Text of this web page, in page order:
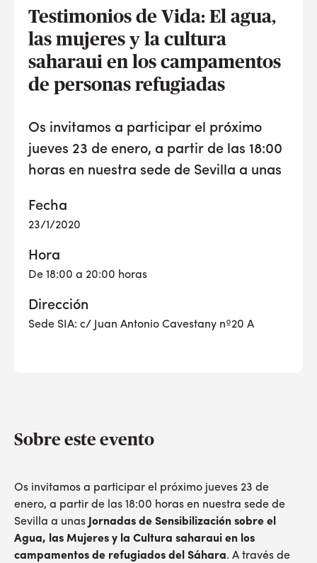
Testimonios de Vida: El agua,
las mujeres y la cultura
saharaui en los campamentos
de personas refugiadas
Os invitamos a participar el próximo
jueves 23 de enero, a partir de las 18:00
horas en nuestra sede de Sevilla a unas
Fecha
23/1/2020
Hora
De 18:00 a 20:00 horas
Dirección
Sede SIA: c/ Juan Antonio Cavestany nº20 A
Sobre este evento
Os invitamos a participar el próximo jueves 23 de
enero, a partir de las 18:00 horas en nuestra sede de
Sevilla a unas Jornadas de Sensibilización sobre el
Agua, las Mujeres y la Cultura saharaui en los
campamentos de refugiados del Sáhara. A través de